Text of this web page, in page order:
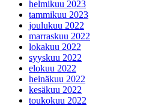
helmikuu 2023
tammikuu 2023
joulukuu 2022
marraskuu 2022
lokakuu 2022
syyskuu 2022
elokuu 2022
heinäkuu 2022
kesäkuu 2022
toukokuu 2022